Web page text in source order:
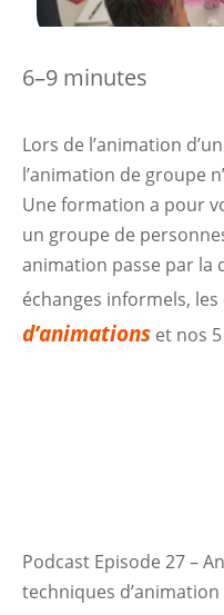
6–9 minutes
Lors de l’animation
l’animation de groupe
Une formation a pour
un groupe de
animation passe par la
échanges informels, les
d’animations et nos
Podcast Episode 27 –
techniques d’animation